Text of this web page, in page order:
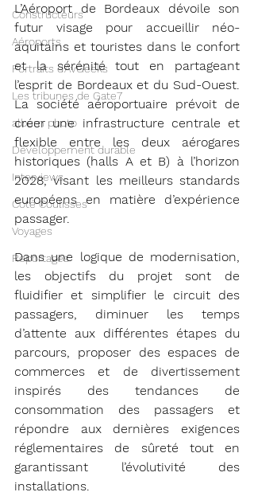
Constructeurs
Aéroports
Portraits d'AvGeeks
Les tribunes de Gate7
album photo
Développement durable
Interviews
Coté Coulisses
Voyages
Reportages
L’Aéroport de Bordeaux dévoile son
futur visage pour accueillir néo-
aquitains et touristes dans le confort
et la sérénité tout en partageant
l’esprit de Bordeaux et du Sud-Ouest.
La société aéroportuaire prévoit de
créer une infrastructure centrale et
flexible entre les deux aérogares
historiques (halls A et B) à l’horizon
2028, visant les meilleurs standards
européens en matière d’expérience
passager.
Dans une logique de modernisation,
les objectifs du projet sont de
fluidifier et simplifier le circuit des
passagers, diminuer les temps
d’attente aux différentes étapes du
parcours, proposer des espaces de
commerces et de divertissement
inspirés des tendances de
consommation des passagers et
répondre aux dernières exigences
réglementaires de sûreté tout en
garantissant l’évolutivité des
installations.